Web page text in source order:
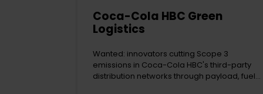
Coca-Cola HBC Green
Logistics
Wanted: innovators cutting Scope 3
emissions in Coca-Cola HBC's third-party
distribution networks through payload, fuel